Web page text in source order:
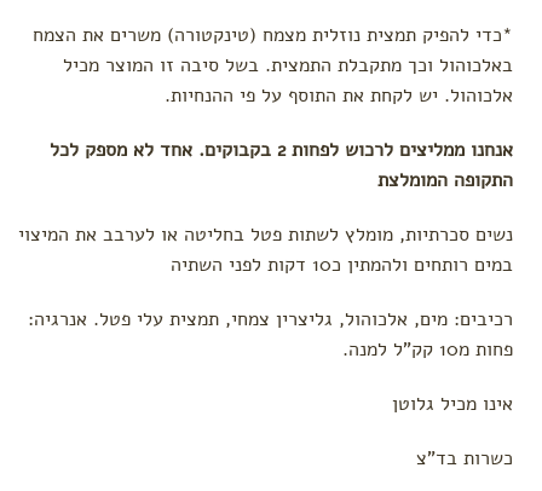
*כדי להפיק תמצית נוזלית מצמח (טינקטורה) משרים את הצמח
באלכוהול וכך מתקבלת התמצית. בשל סיבה זו המוצר מכיל
אלכוהול. יש לקחת את התוסף על פי ההנחיות.
אנחנו ממליצים לרכוש לפחות 2 בקבוקים. אחד לא מספק לכל
התקופה המומלצת
נשים סכרתיות, מומלץ לשתות פטל בחליטה או לערבב את המיצוי
במים רותחים ולהמתין כ10 דקות לפני השתיה
רכיבים: מים, אלכוהול, גליצרין צמחי, תמצית עלי פטל. אנרגיה:
פחות מ10 קק"ל למנה.
אינו מכיל גלוטן
כשרות בד"צ